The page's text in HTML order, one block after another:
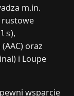
m.in.
rustowe
),
oraz
i Loupe
wsparcie